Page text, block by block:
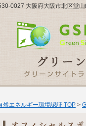
0027 大阪府大阪市北区堂
然エネルギー環境認証 TOP >